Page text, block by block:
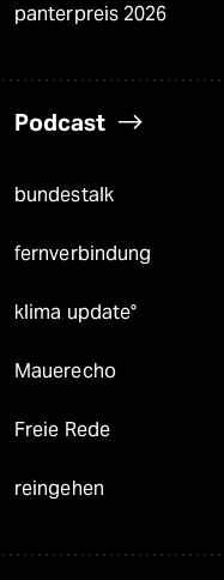
panterpreis 2026
Podcast
bundestalk
fernverbindung
klima update°
Mauerecho
Freie Rede
reingehen